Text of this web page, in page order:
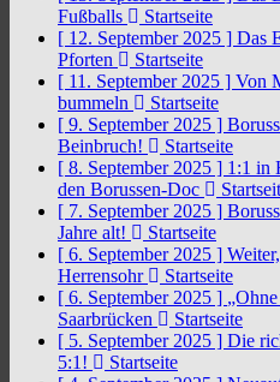
Fußballs
Startseite
[ 12. September 2025 ] Das
Pforten
Startseite
[ 11. September 2025 ] Von
bummeln
Startseite
[ 9. September 2025 ]
Beinbruch!
Startseite
[ 8. September 2025 ] 1:1 in
den Borussen-Doc
[ 7. September 2025 ]
Jahre alt!
Startseite
[ 6. September 2025 ]
Herrensohr
Startseite
[ 6. September 2025 ]
Saarbrücken
Startseite
[ 5. September 2025 ] Die
5:1!
Startseite